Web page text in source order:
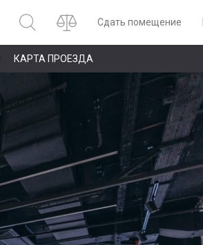
Сдать помещение
КАРТА ПРОЕЗДА